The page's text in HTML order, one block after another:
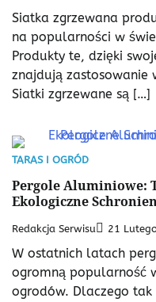
Siatka zgrzewana
na popularności w
Produkty te, dzięki
znajdują zastosowanie
Siatki zgrzewane są […]
TARAS I OGRÓD
Pergole Aluminiowe:
Ekologiczne
Redakcja Serwisu 21
W ostatnich latach
ogromną popularność
ogrodów. Dlaczego tak